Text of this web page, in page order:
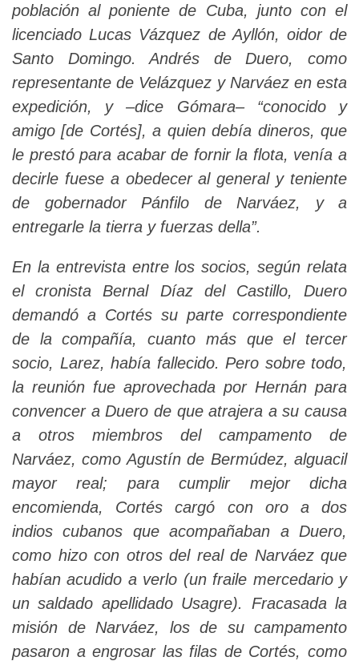
población al poniente de Cuba, junto con el
licenciado Lucas Vázquez de Ayllón, oidor de
Santo Domingo. Andrés de Duero, como
representante de Velázquez y Narváez en esta
expedición, y –dice Gómara– “conocido y
amigo [de Cortés], a quien debía dineros, que
le prestó para acabar de fornir la flota, venía a
decirle fuese a obedecer al general y teniente
de gobernador Pánfilo de Narváez, y a
entregarle la tierra y fuerzas della”.
En la entrevista entre los socios, según relata
el cronista Bernal Díaz del Castillo, Duero
demandó a Cortés su parte correspondiente
de la compañía, cuanto más que el tercer
socio, Larez, había fallecido. Pero sobre todo,
la reunión fue aprovechada por Hernán para
convencer a Duero de que atrajera a su causa
a otros miembros del campamento de
Narváez, como Agustín de Bermúdez, alguacil
mayor real; para cumplir mejor dicha
encomienda, Cortés cargó con oro a dos
indios cubanos que acompañaban a Duero,
como hizo con otros del real de Narváez que
habían acudido a verlo (un fraile mercedario y
un saldado apellidado Usagre). Fracasada la
misión de Narváez, los de su campamento
pasaron a engrosar las filas de Cortés, como